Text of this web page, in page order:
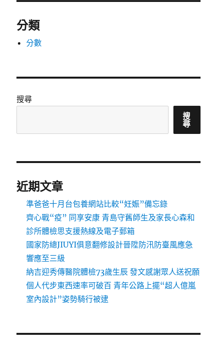
分類
分數
搜尋
搜
尋
近期文章
準爸爸十月台包養網站比較“妊娠”備忘錄
齊心戰“疫” 同享安康 青島守舊師生及家長心森和
診所體檢思支援熱線及電子郵箱
國家防總JIUYI俱意翻修設計晉陞防汛防臺風應急
響應至三級
納吉迎秀傳醫院體檢73歲生辰 發文感謝眾人送祝願
個人代步東西速率可破百 青年公路上擺“超人億嵐
室內設計”姿勢騎行被逮